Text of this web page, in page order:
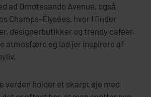
ad Omotesando Avenue, også
Champs-Élysées, hvor I finder
designerbutikker og trendy caféer.
atmosfære og lad jer inspirere af
verden holder et skarpt øje med